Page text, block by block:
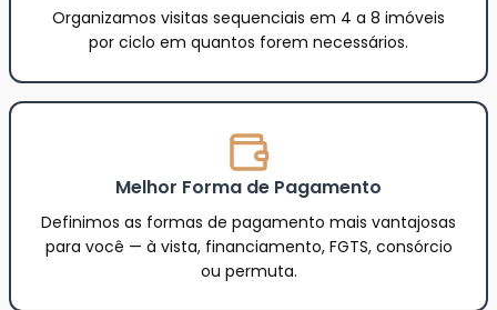
Organizamos visitas sequenciais em 4 a 8 imóveis
por ciclo em quantos forem necessários.
Melhor Forma de Pagamento
Definimos as formas de pagamento mais vantajosas
para você — à vista, financiamento, FGTS, consórcio
ou permuta.